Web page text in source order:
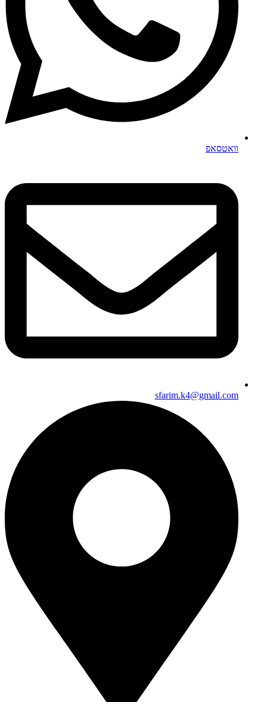
וואטסאפ
sfarim.k4@gmail.com